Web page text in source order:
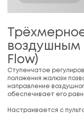
воздушным
Flow)
Ступенчатое
положения жалюзи
направление
обеспечивает его
Настраивается с